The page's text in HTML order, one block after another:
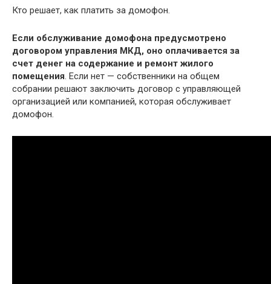
Кто решает, как платить за домофон.
Если обслуживание домофона предусмотрено
договором управления МКД, оно оплачивается за
счет денег на содержание и ремонт жилого
помещения. Если нет — собственники на общем
собрании решают заключить договор с управляющей
организацией или компанией, которая обслуживает
домофон.